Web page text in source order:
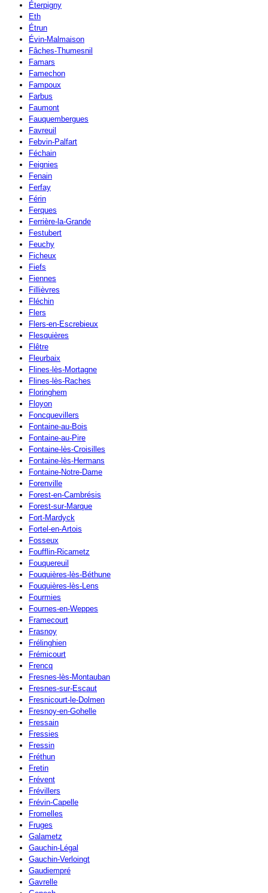
Éterpigny
Eth
Étrun
Évin-Malmaison
Fâches-Thumesnil
Famars
Famechon
Fampoux
Farbus
Faumont
Fauquembergues
Favreuil
Febvin-Palfart
Féchain
Feignies
Fenain
Ferfay
Férin
Ferques
Ferrière-la-Grande
Festubert
Feuchy
Ficheux
Fiefs
Fiennes
Fillièvres
Fléchin
Flers
Flers-en-Escrebieux
Flesquières
Flêtre
Fleurbaix
Flines-lès-Mortagne
Flines-lès-Raches
Floringhem
Floyon
Foncquevillers
Fontaine-au-Bois
Fontaine-au-Pire
Fontaine-lès-Croisilles
Fontaine-lès-Hermans
Fontaine-Notre-Dame
Forenville
Forest-en-Cambrésis
Forest-sur-Marque
Fort-Mardyck
Fortel-en-Artois
Fosseux
Foufflin-Ricametz
Fouquereuil
Fouquières-lès-Béthune
Fouquières-lès-Lens
Fourmies
Fournes-en-Weppes
Framecourt
Frasnoy
Frélinghien
Frémicourt
Frencq
Fresnes-lès-Montauban
Fresnes-sur-Escaut
Fresnicourt-le-Dolmen
Fresnoy-en-Gohelle
Fressain
Fressies
Fressin
Fréthun
Fretin
Frévent
Frévillers
Frévin-Capelle
Fromelles
Fruges
Galametz
Gauchin-Légal
Gauchin-Verloingt
Gaudiempré
Gavrelle